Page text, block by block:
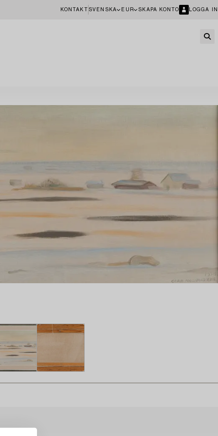
KONTAKT SVENSKA EUR SKAPA KONTO LOGGA IN